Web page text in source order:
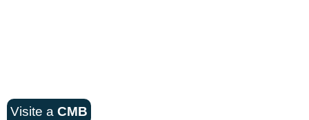
Visite a CMB